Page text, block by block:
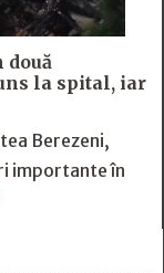
două
la spital, iar
Berezeni,
importante în